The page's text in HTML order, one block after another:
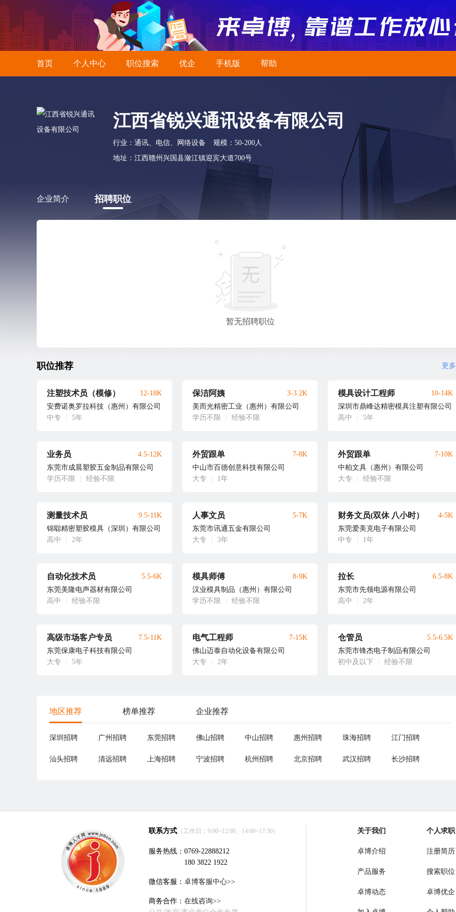
首页 个人中心 职位搜索 优企 手机版 帮助
江西省锐兴通讯设备有限公司
行业：通讯、电信、网络设备
规模：50-200人
地址：江西赣州兴国县潋江镇迎宾大道700号
企业简介 招聘职位
暂无招聘职位
职位推荐 更
注塑技术员（模修）
安费诺奥罗拉科技（惠州）有限公司
中专
5年
12-18K 保洁阿姨
美而光精密工业（惠州）有限公司
学历不限
经验不限
3-3.2K 模具设计工程师
深圳市鼎峰达精密模具注塑有限公司
高中
5年
10-14K
业务员
东莞市成晨塑胶五金制品有限公司
学历不限
经验不限
4.5-12K 外贸跟单
中山市百德创意科技有限公司
大专
1年
7-8K 外贸跟单
中柏文具（惠州）有限公司
大专
经验不限
7-10K
测量技术员
锦聪精密塑胶模具（深圳）有限公司
高中
2年
9.5-11K 人事文员
东莞市讯通五金有限公司
大专
3年
5-7K 财务文员(双休 八小时）
东莞爱美克电子有限公司
中专
1年
4-5K
自动化技术员
东莞美隆电声器材有限公司
高中
经验不限
5.5-6K 模具师傅
汉业模具制品（惠州）有限公司
学历不限
经验不限
8-9K 拉长
东莞市先领电源有限公司
高中
2年
6.5-8K
高级市场客户专员
东莞保康电子科技有限公司
大专
5年
7.5-11K 电气工程师
佛山迈泰自动化设备有限公司
大专
2年
7-15K 仓管员
东莞市锋杰电子制品有限公司
初中及以下
经验不限
5.5-6.5K
地区推荐 榜单推荐 企业推荐
深圳招聘 广州招聘 东莞招聘 佛山招聘 中山招聘 惠州招聘 珠海招聘 江门招聘
汕头招聘 清远招聘 上海招聘 宁波招聘 杭州招聘 北京招聘 武汉招聘 长沙招聘
联系方式 （工作日：9:00~12:00、14:00~17:30）
服务热线：0769-22888212
180 3822 1922
微信客服： 卓博客服中心>>
商务合作： 在线咨询>>
关于我们
卓博介绍
产品服务
卓博动态
个人求职
注册简历
搜索职位
卓博优企